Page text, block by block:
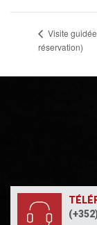
Visite
réservation)